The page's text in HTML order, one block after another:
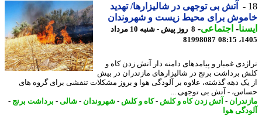
آتش بی توجهی در شالیزارها/ تهدید
برای محیط زیست و شهروندان
-اجتماعی-
8 روز پیش - شنبه 10 مرداد
81998087
غمبار و پیامدهای دامنه دار آتش زدن کاه و
برداشت برنج در شالیزارهای مازندران در بیش
دهه گذشته، علاوه بر آلودگی هوا و بروز مشکلات تنفشی برای گروه های
- آتش بی توجهی ...
- آتش زدن کاه و کلش-کاه و کلش-شهروندان- شالی-برداشت برنج -
هوا